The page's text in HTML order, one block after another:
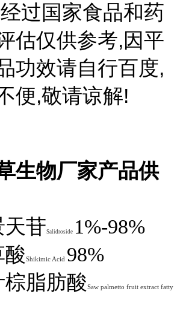
过国家食品和药
估仅供参考,因平
功效请自行百度,
便,敬请谅解!
生物厂家产品供
天苷Salidroside 1%-98%
酸Shikimic Acid 98%
棕脂肪酸Saw palmetto fruit extract fatty